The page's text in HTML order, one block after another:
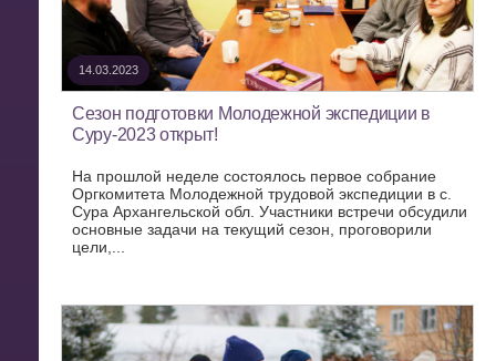
14.03.2023
Сезон подготовки Молодежной экспедиции в
Суру-2023 открыт!
На прошлой неделе состоялось первое собрание
Оргкомитета Молодежной трудовой экспедиции в с.
Сура Архангельской обл. Участники встречи обсудили
основные задачи на текущий сезон, проговорили
цели,...